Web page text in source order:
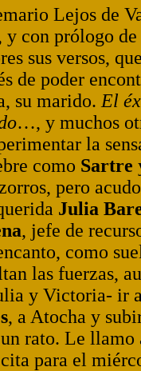
Lejos de
y con prólogo de
sus versos,
de poder
su marido. El
…, y muchos
la
como Sartre
pero
Julia
, jefe de
como
las fuerzas,
y Victoria- ir
, a Atocha y
rato. Le
para el